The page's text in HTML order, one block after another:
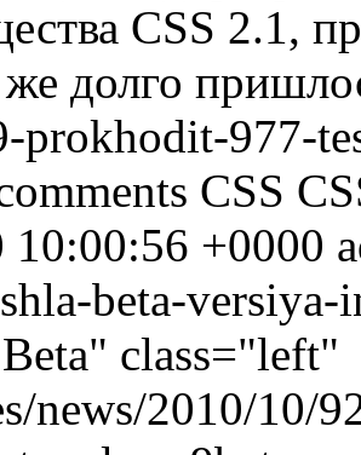
CSS 2.1,
же долго
prokhodit-977-
CSS
10:00:56 +0000
beta-
class="left"
news/2010/10/